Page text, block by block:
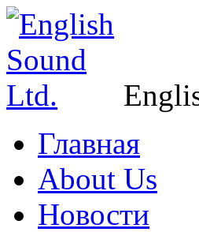
Главная
About Us
Новости